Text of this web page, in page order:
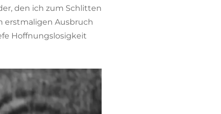
den ich zum Schlitten
erstmaligen Ausbruch
Hoffnungslosigkeit